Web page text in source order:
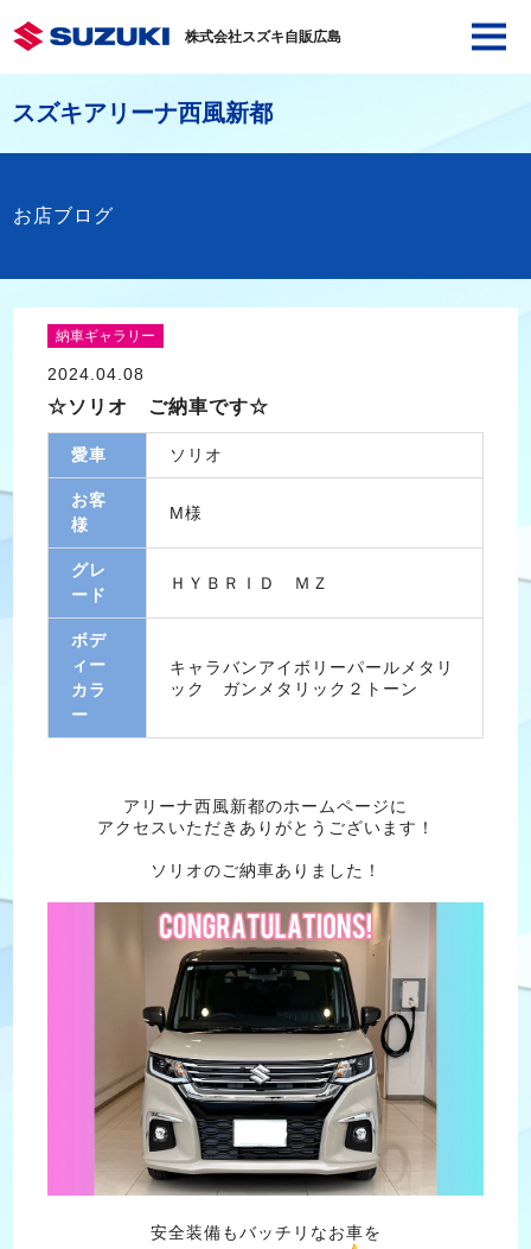
株式会社スズキ自販広島
スズキアリーナ西風新都
お店ブログ
納車ギャラリー
2024.04.08
☆ソリオ ご納車です☆
愛車 ソリオ
お客
様
M様
グレ
ード
ＨＹＢＲＩＤ ＭＺ
ボデ
ィー
カラ
ー
キャラバンアイボリーパールメタリ
ック ガンメタリック２トーン
アリーナ西風新都のホームページに
アクセスいただきありがとうございます！
ソリオのご納車ありました！
安全装備もバッチリなお車を